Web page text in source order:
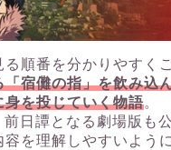
順番を分かりやすく
宿儺の指」を飲み込
を投じていく物語。
日譚となる劇場版も
を理解しやすいよう